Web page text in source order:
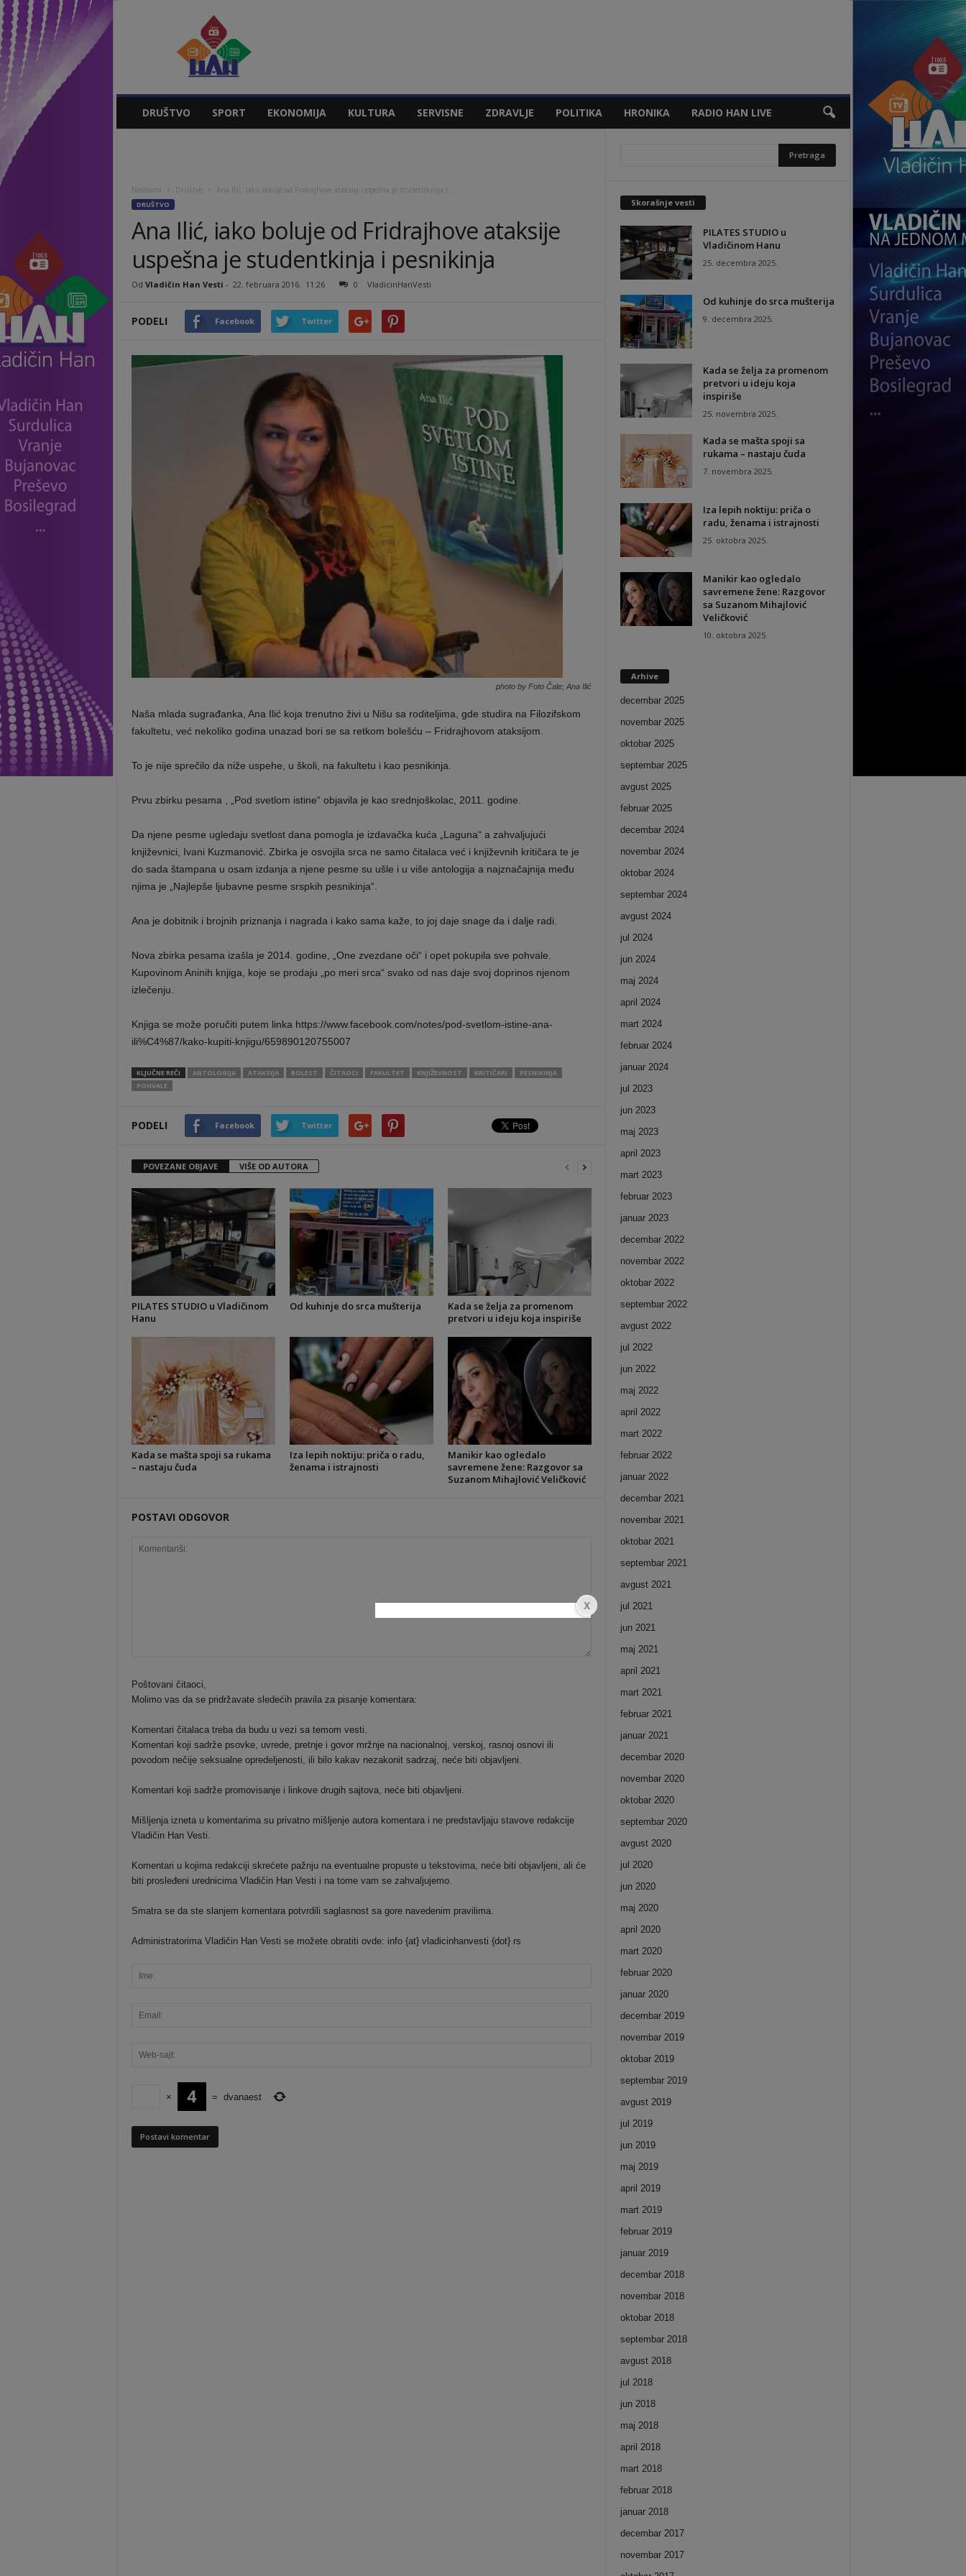
DRUŠTVO SPORT EKONOMIJA KULTURA SERVISNE ZDRAVLJE POLITIKA HRONIKA RADIO HAN LIVE
Naslovna Društvo Ana Ilić, iako boluje od Fridrajhove ataksije uspešna je studentkinja i...
DRUŠTVO
Ana Ilić, iako boluje od Fridrajhove ataksije
uspešna je studentkinja i pesnikinja
Od Vladičin Han Vesti - 22. februara 2016. 11:26 0 VladicinHanVesti
PODELI Facebook Twitter
photo by Foto Čale; Ana Ilić
Naša mlada sugrađanka, Ana Ilić koja trenutno živi u Nišu sa roditeljima, gde studira na Filozifskom
fakultetu, već nekoliko godina unazad bori se sa retkom bolešću – Fridrajhovom ataksijom.
To je nije sprečilo da niže uspehe, u školi, na fakultetu i kao pesnikinja.
Prvu zbirku pesama , „Pod svetlom istine“ objavila je kao srednjoškolac, 2011. godine.
Da njene pesme ugledaju svetlost dana pomogla je izdavačka kuća „Laguna“ a zahvaljujući
književnici, Ivani Kuzmanović. Zbirka je osvojila srca ne samo čitalaca već i književnih kritičara te je
do sada štampana u osam izdanja a njene pesme su ušle i u više antologija a najznačajnija među
njima je „Najlepše ljubavne pesme srspkih pesnikinja“.
Ana je dobitnik i brojnih priznanja i nagrada i kako sama kaže, to joj daje snage da i dalje radi.
Nova zbirka pesama izašla je 2014. godine, „One zvezdane oči“ i opet pokupila sve pohvale.
Kupovinom Aninih knjiga, koje se prodaju „po meri srca“ svako od nas daje svoj doprinos njenom
izlečenju.
Knjiga se može poručiti putem linka https://www.facebook.com/notes/pod-svetlom-istine-ana-
ili%C4%87/kako-kupiti-knjigu/659890120755007
KLJUČNE REČI ANTOLOGIJA ATAKSIJA BOLEST ČITAOCI FAKULTET KNJIŽEVNOST KRITIČARI
PESNIKINJA
POHVALE
PODELI Facebook Twitter
POVEZANE OBJAVE VIŠE OD AUTORA
PILATES STUDIO u Vladičinom
Hanu
Od kuhinje do srca mušterija
Kada se želja za promenom
pretvori u ideju koja inspiriše
Kada se mašta spoji sa rukama
– nastaju čuda
Iza lepih noktiju: priča o radu,
ženama i istrajnosti
Manikir kao ogledalo
savremene žene: Razgovor sa
Suzanom Mihajlović Veličković
POSTAVI ODGOVOR
Poštovani čitaoci,
Molimo vas da se pridržavate sledećih pravila za pisanje komentara:
Komentari čitalaca treba da budu u vezi sa temom vesti.
Komentari koji sadrže psovke, uvrede, pretnje i govor mržnje na nacionalnoj, verskoj, rasnoj osnovi ili
povodom nečije seksualne opredeljenosti, ili bilo kakav nezakonit sadrzaj, neće biti objavljeni.
Komentari koji sadrže promovisanje i linkove drugih sajtova, neće biti objavljeni.
Mišljenja izneta u komentarima su privatno mišljenje autora komentara i ne predstavljaju stavove redakcije
Vladičin Han Vesti.
Komentari u kojima redakciji skrećete pažnju na eventualne propuste u tekstovima, neće biti objavljeni, ali će
biti prosleđeni urednicima Vladičin Han Vesti i na tome vam se zahvaljujemo.
Smatra se da ste slanjem komentara potvrdili saglasnost sa gore navedenim pravilima.
Administratorima Vladičin Han Vesti se možete obratiti ovde: info {at} vladicinhanvesti {dot} rs
× = dvanaest
Skorašnje vesti
PILATES STUDIO u
Vladičinom Hanu
25. decembra 2025.
Od kuhinje do srca mušterija
9. decembra 2025.
Kada se želja za promenom
pretvori u ideju koja
inspiriše
25. novembra 2025.
Kada se mašta spoji sa
rukama – nastaju čuda
7. novembra 2025.
Iza lepih noktiju: priča o
radu, ženama i istrajnosti
25. oktobra 2025.
Manikir kao ogledalo
savremene žene: Razgovor
sa Suzanom Mihajlović
Veličković
10. oktobra 2025.
Arhive
decembar 2025
novembar 2025
oktobar 2025
septembar 2025
avgust 2025
februar 2025
decembar 2024
novembar 2024
oktobar 2024
septembar 2024
avgust 2024
jul 2024
jun 2024
maj 2024
april 2024
mart 2024
februar 2024
januar 2024
jul 2023
jun 2023
maj 2023
april 2023
mart 2023
februar 2023
januar 2023
decembar 2022
novembar 2022
oktobar 2022
septembar 2022
avgust 2022
jul 2022
jun 2022
maj 2022
april 2022
mart 2022
februar 2022
januar 2022
decembar 2021
novembar 2021
oktobar 2021
septembar 2021
avgust 2021
jul 2021
jun 2021
maj 2021
april 2021
mart 2021
februar 2021
januar 2021
decembar 2020
novembar 2020
oktobar 2020
septembar 2020
avgust 2020
jul 2020
jun 2020
maj 2020
april 2020
mart 2020
februar 2020
januar 2020
decembar 2019
novembar 2019
oktobar 2019
septembar 2019
avgust 2019
jul 2019
jun 2019
maj 2019
april 2019
mart 2019
februar 2019
januar 2019
decembar 2018
novembar 2018
oktobar 2018
septembar 2018
avgust 2018
jul 2018
jun 2018
maj 2018
april 2018
mart 2018
februar 2018
januar 2018
decembar 2017
novembar 2017